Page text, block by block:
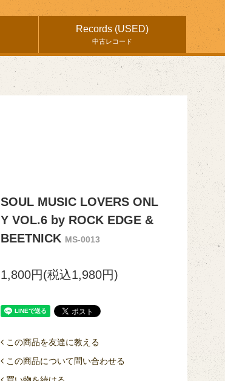
Records (USED)
中古レコード
SOUL MUSIC LOVERS ONL
Y VOL.6 by ROCK EDGE &
BEETNICK MS-0013
1,800円(税込1,980円)
この商品を友達に教える
この商品について問い合わせる